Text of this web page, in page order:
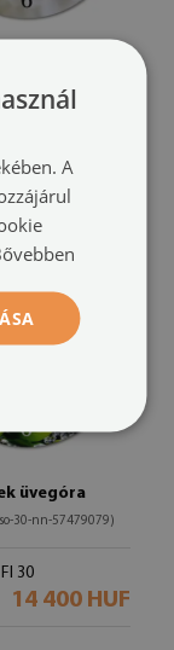
30-nn-58135284)
30
14 400 HUF
üvegóra
30-nn-57479079)
30
14 400 HUF
A